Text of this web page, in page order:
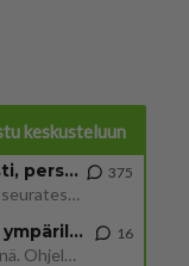
keskusteluun
Jos SDP ei voita reilusti, persut kumoavat demokratian Suomesta
Näin tekisi ainakin Rydman seuratessaan idolinsa Trumpin mallia https://www.is.fi/politiikka/art-2000012187244.html
375
Uuden TTK-juontajan ympärillä epätietoisuus sakenee - Nyt MTV hämmentää soppaa
TTK tulee taas tänä syksynä. Ohjelman uudet tähtioppilaat julkistetaan torstaina 6. elokuuta klo 14 alkavassa lehdistö
16